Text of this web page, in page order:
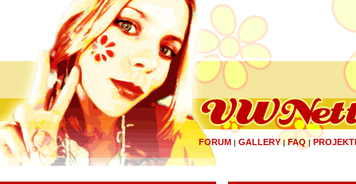
FORUM | GALLERY|FAQ |